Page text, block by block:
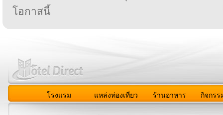
โอกาสนี้
โรงแรม แหล่งท่องเที่ยว ร้านอาหาร กิจกรร